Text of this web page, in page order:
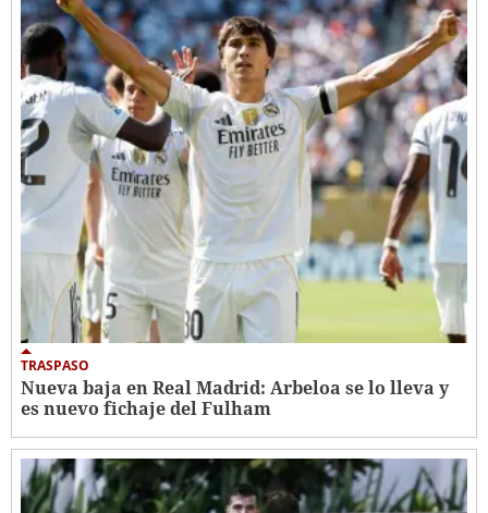
TRASPASO
Nueva baja en Real Madrid: Arbeloa se lo lleva y
es nuevo fichaje del Fulham